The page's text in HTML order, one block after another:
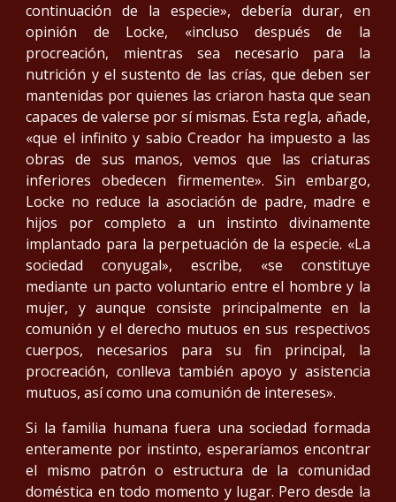
continuación de la especie», debería durar, en
opinión de Locke, «incluso después de la
procreación, mientras sea necesario para la
nutrición y el sustento de las crías, que deben ser
mantenidas por quienes las criaron hasta que sean
capaces de valerse por sí mismas. Esta regla, añade,
«que el infinito y sabio Creador ha impuesto a las
obras de sus manos, vemos que las criaturas
inferiores obedecen firmemente». Sin embargo,
Locke no reduce la asociación de padre, madre e
hijos por completo a un instinto divinamente
implantado para la perpetuación de la especie. «La
sociedad conyugal», escribe, «se constituye
mediante un pacto voluntario entre el hombre y la
mujer, y aunque consiste principalmente en la
comunión y el derecho mutuos en sus respectivos
cuerpos, necesarios para su fin principal, la
procreación, conlleva también apoyo y asistencia
mutuos, así como una comunión de intereses».
Si la familia humana fuera una sociedad formada
enteramente por instinto, esperaríamos encontrar
el mismo patrón o estructura de la comunidad
doméstica en todo momento y lugar. Pero desde la